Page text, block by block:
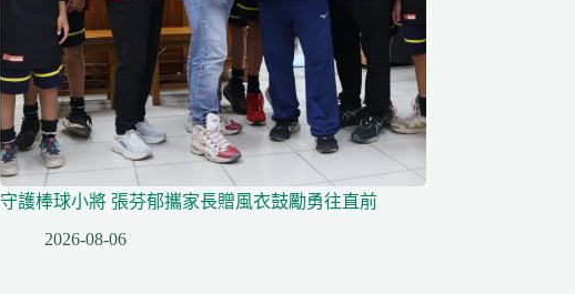
守護棒球小將 張芬郁攜家長贈風衣鼓勵勇往直前
2026-08-06